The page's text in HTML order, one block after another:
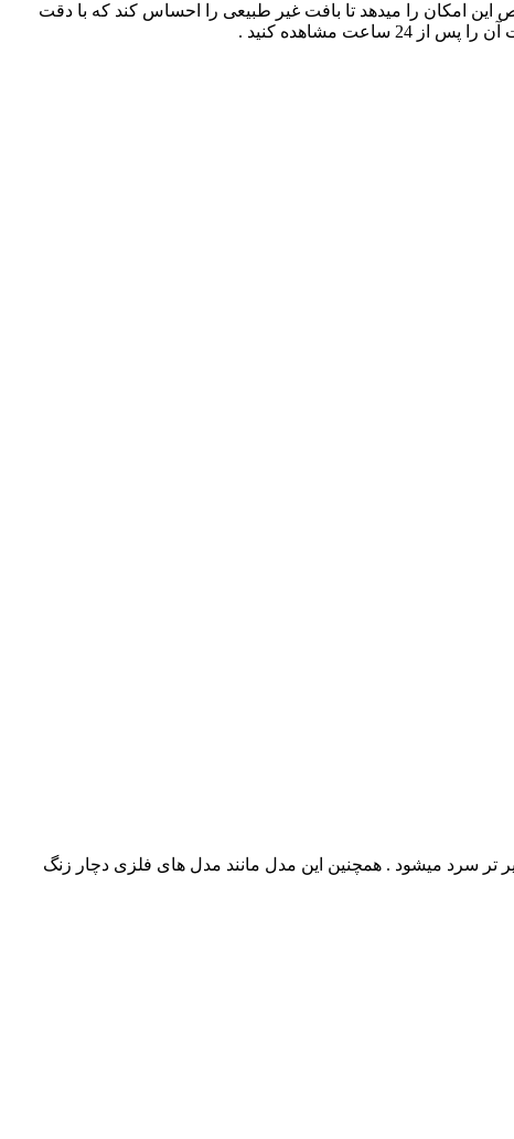
این امکان را میدهد تا بافت غیر طبیعی را احساس کند که با دقت
تر سرد میشود . همچنین این مدل مانند مدل های فلزی دچار زنگ